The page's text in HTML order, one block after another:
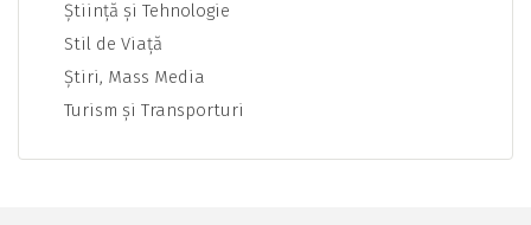
Ştiinţă şi Tehnologie
Stil de Viaţă
Ştiri, Mass Media
Turism şi Transporturi